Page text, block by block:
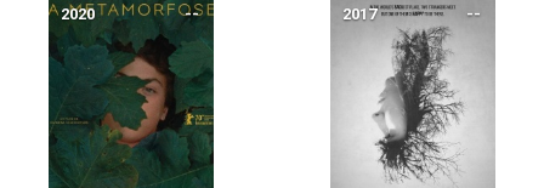
--
2020 --
2017